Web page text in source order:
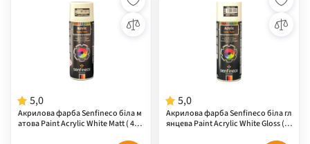
5,0
Акрилова фарба Senfineco біла м
атова Paint Acrylic White Matt ( 400
5,0
Акрилова фарба Senfineco біла гл
янцева Paint Acrylic White Gloss ( 4